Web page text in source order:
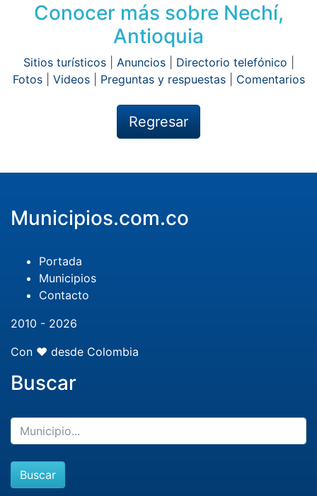
Conocer más sobre Nechí,
Antioquia
Sitios turísticos| Anuncios| Directorio telefónico
Fotos| Videos| Preguntas y respuestas| Comentarios
Regresar
Municipios.com.co
Portada
Municipios
Contacto
2010 - 2026
Con ❤️ desde Colombia
Buscar
Buscar